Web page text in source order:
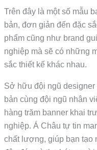
Trên đây là một số mẫu
bản, đơn giản đến đặc
phẩm cũng như brand
nghiệp mà sẽ có những
sắc thiết kế khác nhau.
Sở hữu đội ngũ
bản cùng đội ngũ nhân
hàng trăm banner khai
nghiệp. Á Châu tự tin
chất lượng, giúp bạn tạo